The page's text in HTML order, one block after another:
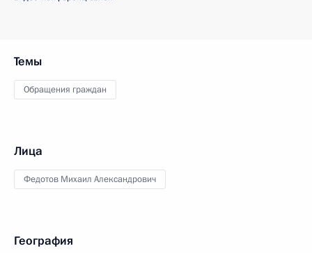
Темы
Обращения граждан
Лица
Федотов Михаил Александрович
География